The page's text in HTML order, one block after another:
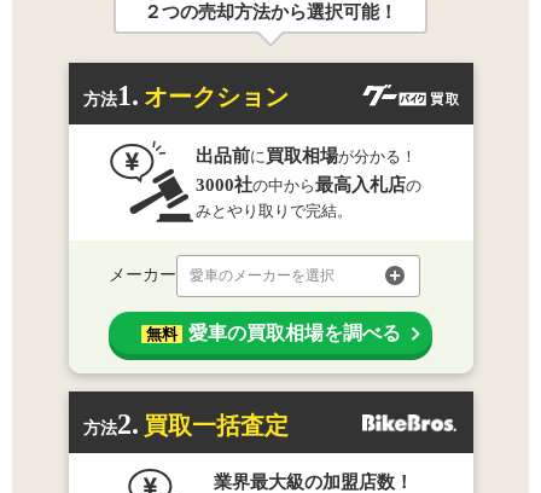
２つの売却方法から選択可能！
方法1. オークション
出品前に 買取相場が分かる！
3000社の中から最高入札店の
みとやり取りで完結。
メーカー 愛車のメーカーを選択
無料 愛車の買取相場を調べる
方法2. 買取一括査定
業界最大級の加盟店数！